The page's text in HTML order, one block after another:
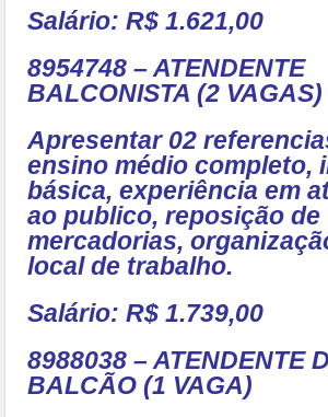
Salário: R$ 1.621,00
8954748 – ATENDENTE
BALCONISTA (2 VAGAS)
Apresentar 02
ensino médio completo,
básica, experiência em
ao publico, reposição de
mercadorias,
local de trabalho.
Salário: R$ 1.739,00
8988038 – ATENDENTE
BALCÃO (1 VAGA)